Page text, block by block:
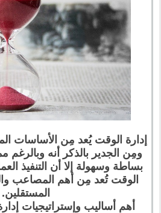
إدارة الوقت يُعد مِن الأساسات
ومِن الجدير بالذكر أنه وبالرغم
بساطة وسهولة إلا أن التنفيذ
الوقت تُعد مِن أهم المصاعب
المستقلين.
أهم أساليب وإستراتيجيات